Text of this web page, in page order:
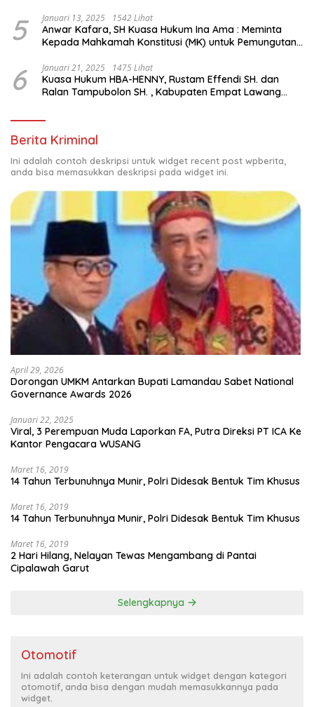
5 Januari 13, 2025 1542 Lihat
Anwar Kafara, SH Kuasa Hukum Ina Ama : Meminta
Kepada Mahkamah Konstitusi (MK) untuk Pemungutan
6 Januari 21, 2025 1475 Lihat
Kuasa Hukum HBA-HENNY, Rustam Effendi SH. dan
Ralan Tampubolon SH. , Kabupaten Empat Lawang
Berita Kriminal
Ini adalah contoh deskripsi untuk widget recent post wpberita,
anda bisa memasukkan deskripsi pada widget ini.
April 29, 2026
Dorongan UMKM Antarkan Bupati Lamandau Sabet National
Governance Awards 2026
Januari 22, 2025
Viral, 3 Perempuan Muda Laporkan FA, Putra Direksi PT ICA Ke
Kantor Pengacara WUSANG
Maret 16, 2019
14 Tahun Terbunuhnya Munir, Polri Didesak Bentuk Tim Khusus
Maret 16, 2019
14 Tahun Terbunuhnya Munir, Polri Didesak Bentuk Tim Khusus
Maret 16, 2019
2 Hari Hilang, Nelayan Tewas Mengambang di Pantai
Cipalawah Garut
Selengkapnya
Otomotif
Ini adalah contoh keterangan untuk widget dengan kategori
otomotif, anda bisa dengan mudah memasukkannya pada
widget.